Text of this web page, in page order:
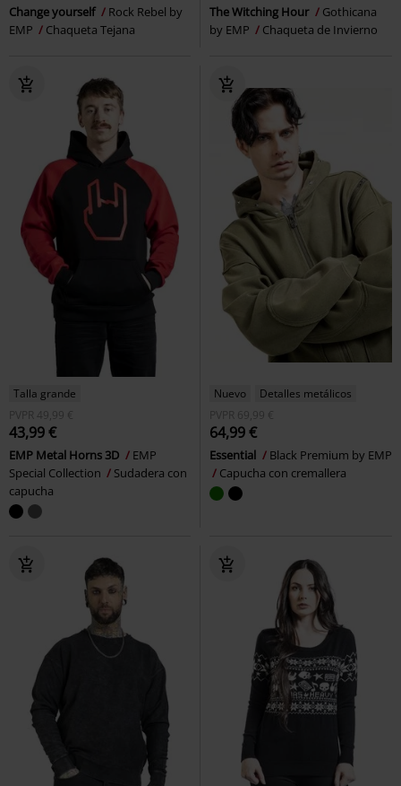
Change yourself
Rock Rebel by
EMP
Chaqueta Tejana
The Witching Hour
Gothicana
by EMP
Chaqueta de Invierno
Talla grande
PVPR 49,99 €
43,99 €
EMP Metal Horns 3D
EMP
Special Collection
Sudadera con
capucha
Nuevo
Detalles metálicos
PVPR 69,99 €
64,99 €
Essential
Black Premium by EMP
Capucha con cremallera